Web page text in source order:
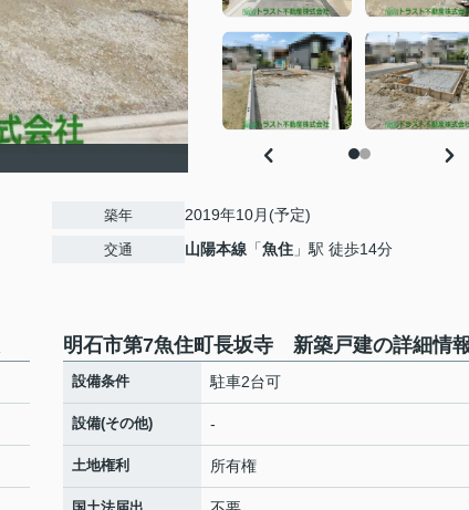
築年 2019年10月(予定)
交通 山陽本線 「魚住 」駅 徒歩14分
明石市第7魚住町長坂寺 新築戸建の詳細情
設備条件 駐車2台可
設備(その他) -
土地権利 所有権